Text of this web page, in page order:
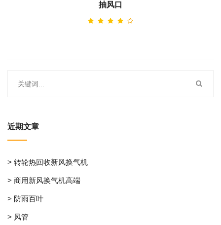
抽风口
近期文章
> 转轮热回收新风换气机
> 商用新风换气机高端
> 防雨百叶
> 风管